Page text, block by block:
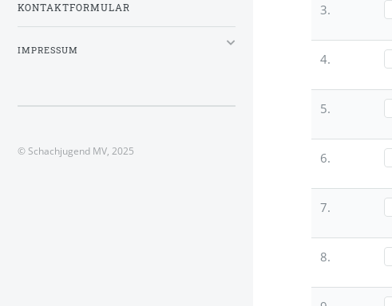
3.
4.
5.
6.
7.
8.
KONTAKTFORMULAR
IMPRESSUM
© Schachjugend MV, 2025